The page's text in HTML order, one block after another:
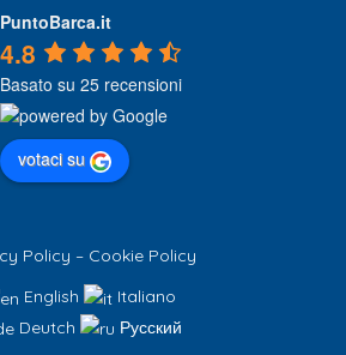
PuntoBarca.it
4.8
Basato su 25 recensioni
votaci su
Policy – Cookie Policy
English
Italiano
Deutch
Русский